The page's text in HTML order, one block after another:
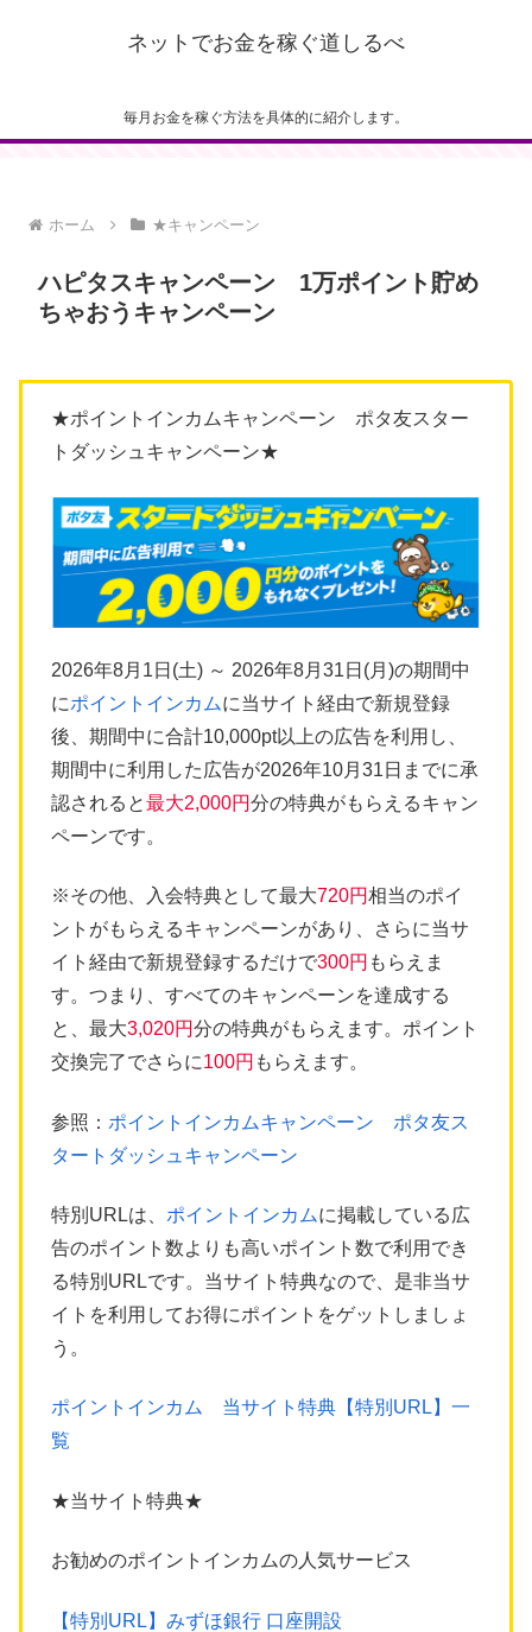
ネットでお金を稼ぐ道しるべ
毎月お金を稼ぐ方法を具体的に紹介します。
ホーム ★キャンペーン
ハピタスキャンペーン 1万ポイント貯め
ちゃおうキャンペーン
★ポイントインカムキャンペーン ポタ友スター
トダッシュキャンペーン★
2026年8月1日(土) ～ 2026年8月31日(月)の期間中
にポイントインカムに当サイト経由で新規登録
後、期間中に合計10,000pt以上の広告を利用し、
期間中に利用した広告が2026年10月31日までに承
認されると最大2,000円分の特典がもらえるキャン
ペーンです。
※その他、入会特典として最大720円相当のポイ
ントがもらえるキャンペーンがあり、さらに当サ
イト経由で新規登録するだけで300円 もらえま
す。つまり、すべてのキャンペーンを達成する
と、最大3,020円分の特典がもらえます。ポイント
交換完了でさらに100円 もらえます。
参照： ポイントインカムキャンペーン ポタ友ス
タートダッシュキャンペーン
特別URLは、 ポイントインカムに掲載している広
告のポイント数よりも高いポイント数で利用でき
る特別URLです。当サイト特典なので、是非当サ
イトを利用してお得にポイントをゲットしましょ
う。
ポイントインカム 当サイト特典【特別URL】一
覧
★当サイト特典★
お勧めのポイントインカムの人気サービス
【特別URL】みずほ銀行 口座開設